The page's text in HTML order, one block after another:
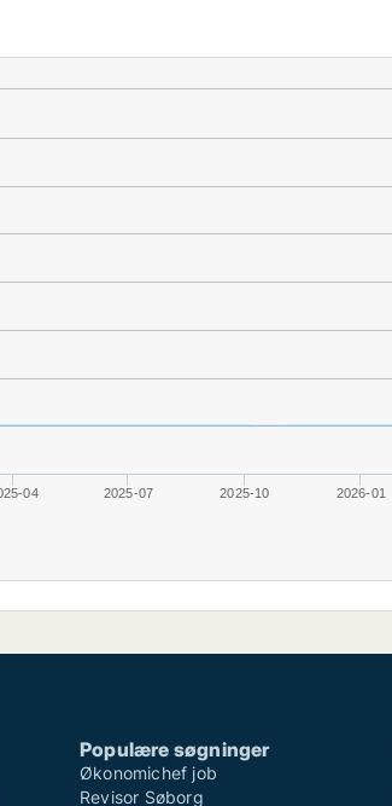
04 2025-07 2025-10 2026-01
Populære søgninger
Økonomichef job
Revisor Søborg